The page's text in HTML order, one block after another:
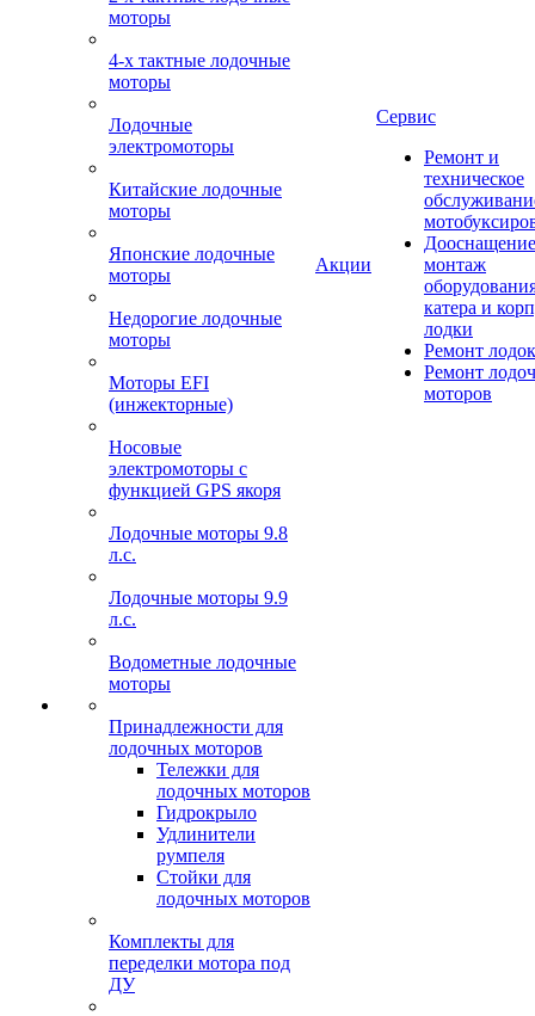
моторы
4-х тактные лодочные
моторы
Лодочные
электромоторы
Китайские лодочные
моторы
Японские лодочные
моторы
Недорогие лодочные
моторы
Моторы EFI
(инжекторные)
Носовые
электромоторы с
функцией GPS якоря
Лодочные моторы 9.8
л.с.
Лодочные моторы 9.9
л.с.
Водометные лодочные
моторы
Принадлежности для
лодочных моторов
Тележки для
лодочных моторов
Гидрокрыло
Удлинители
румпеля
Стойки для
лодочных моторов
Комплекты для
переделки мотора под
ДУ
Акции
Сервис
Ремонт и
техническое
монтаж
катера и
лодки
Ремонт
Ремонт
моторов